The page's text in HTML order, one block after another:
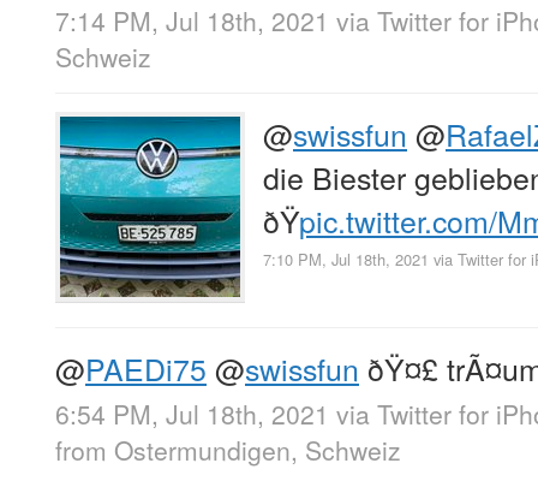
7:14 PM, Jul 18th, 2021 via Twitter for
Schweiz
@swissfun @
die Biester
ðŸpic.twitter.com/
7:10 PM, Jul 18th, 2021 via Twitter for
@PAEDi75 @swissfun ðŸ¤£
6:54 PM, Jul 18th, 2021 via Twitter for
from Ostermundigen, Schweiz